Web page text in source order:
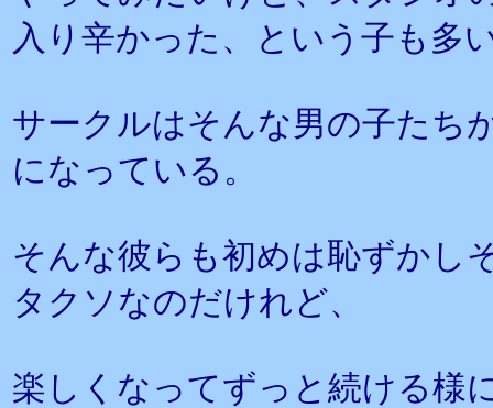
入り辛かった、という子も多
サークルはそんな男の子たち
になっている。
そんな彼らも初めは恥ずかし
タクソなのだけれど、
楽しくなってずっと続ける様